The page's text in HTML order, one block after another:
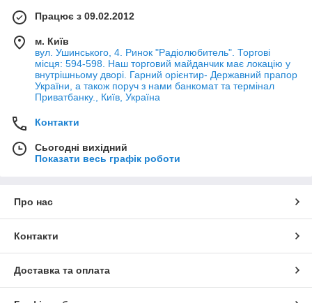
Працює з 09.02.2012
м. Київ
вул. Ушинського, 4. Ринок "Радіолюбитель". Торгові
місця: 594-598. Наш торговий майданчик має локацію у
внутрішньому дворі. Гарний орієнтир- Державний прапор
України, а також поруч з нами банкомат та термінал
Приватбанку., Київ, Україна
Контакти
Сьогодні вихідний
Показати весь графік роботи
Про нас
Контакти
Доставка та оплата